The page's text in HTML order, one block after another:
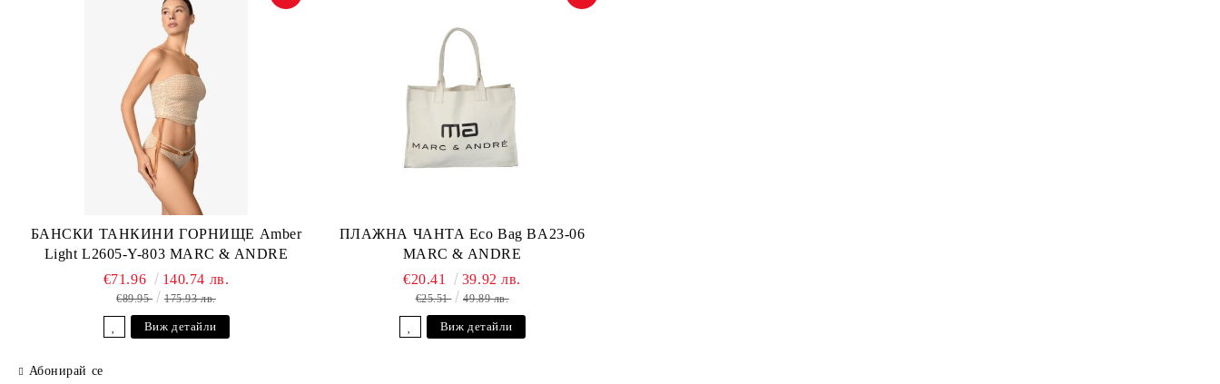
БАНСКИ ТАНКИНИ ГОРНИЩЕ Amber
Light L2605-Y-803 MARC & ANDRE
€71.96 140.74 лв.
€89.95 175.93 лв.
Виж детайли
ПЛАЖНА ЧАНТА Eco Bag BA23-06
MARC & ANDRE
€20.41 39.92 лв.
€25.51 49.89 лв.
Виж детайли
Абонирай се